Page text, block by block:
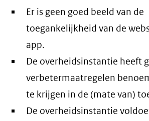
Er is geen goed beeld van de
toegankelijkheid van de
app.
De overheidsinstantie heeft
verbetermaatregelen
te krijgen in de (mate van)
De overheidsinstantie